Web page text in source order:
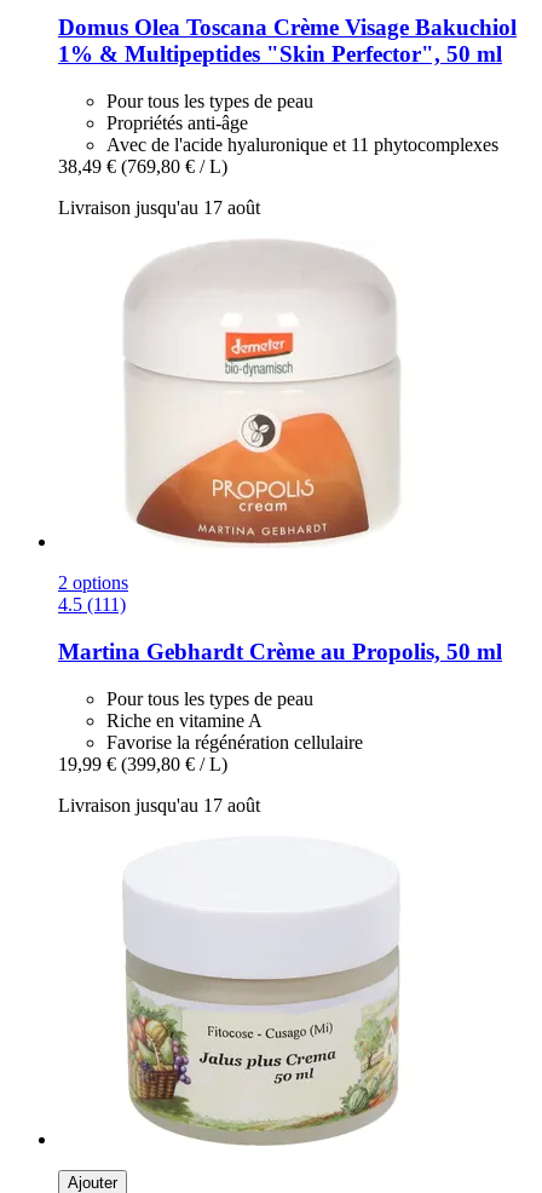
Domus Olea Toscana Crème Visage Bakuchiol
1% & Multipeptides "Skin Perfector", 50 ml
Pour tous les types de peau
Propriétés anti-âge
Avec de l'acide hyaluronique et 11 phytocomplexes
38,49 € (769,80 € / L)
Livraison jusqu'au 17 août
2 options
4.5 (111)
Martina Gebhardt Crème au Propolis, 50 ml
Pour tous les types de peau
Riche en vitamine A
Favorise la régénération cellulaire
19,99 € (399,80 € / L)
Livraison jusqu'au 17 août
Ajouter